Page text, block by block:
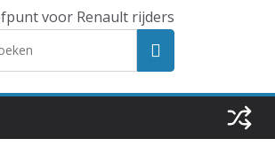
voor Renault rijders